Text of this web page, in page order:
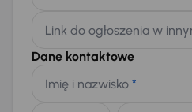
Link do ogłoszenia w
Dane kontaktowe
Imię i nazwisko *